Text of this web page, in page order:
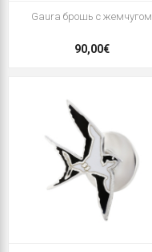
Gaura брошь с жемчугом
90,00€